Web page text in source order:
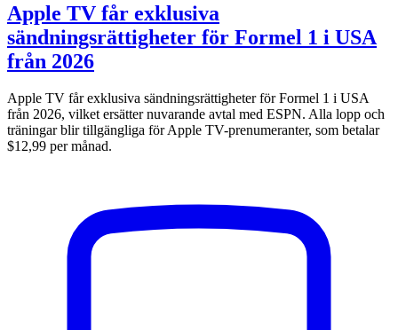
Apple TV får exklusiva
sändningsrättigheter för Formel 1 i USA
från 2026
Apple TV får exklusiva sändningsrättigheter för Formel 1 i USA
från 2026, vilket ersätter nuvarande avtal med ESPN. Alla lopp och
träningar blir tillgängliga för Apple TV-prenumeranter, som betalar
$12,99 per månad.